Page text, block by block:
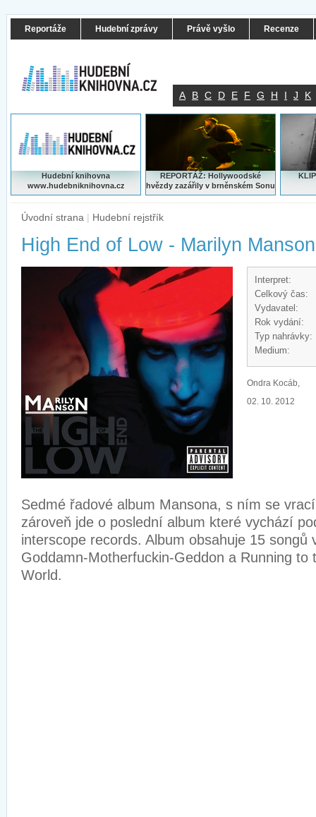
Reportáže Hudební zprávy Právě vyšlo Recenze
A B C D E F G H I J K
Hudební knihovna
www.hudebniknihovna.cz
REPORTÁŽ: Hollywoodské
hvězdy zazářily v brněnském Sonu
Úvodní strana | Hudební rejstřík
High End of Low - Marilyn Manson
Interpret:
Celkový čas:
Vydavatel:
Rok vydání:
Typ nahrávky:
Medium:
Ondra Kocáb,
02. 10. 2012
Sedmé řadové album Mansona, s ním se
zároveň jde o poslední album které vychází
interscope records. Album obsahuje 15 songů
Goddamn-Motherfuckin-Geddon a Running to
World.